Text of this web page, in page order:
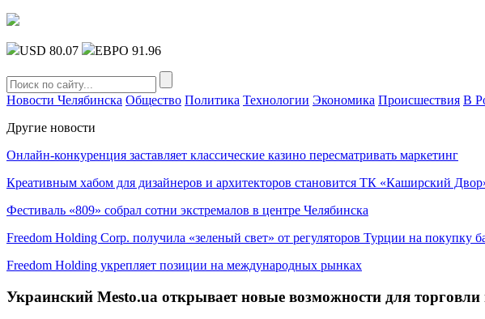
USD 80.07 ЕВРО 91.96
Новости Челябинска Общество Политика Технологии Экономика Происшествия В
Другие новости
Онлайн-конкуренция заставляет классические казино пересматривать маркетинг
Креативным хабом для дизайнеров и архитекторов становится ТК «Каширский
Фестиваль «809» собрал сотни экстремалов в центре Челябинска
Freedom Holding Corp. получила «зеленый свет» от регуляторов Турции на покупку
Freedom Holding укрепляет позиции на международных рынках
Украинский Mesto.ua открывает новые возможности для